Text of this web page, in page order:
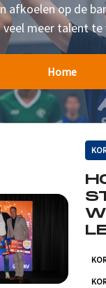
afkoelen op de
veel meer talent te
Home